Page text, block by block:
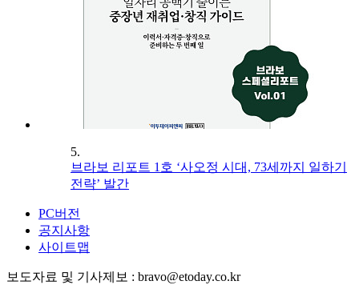
5.
브라보 리포트 1호 ‘사오정 시대, 73세까지 일하기
전략’ 발간
PC버전
공지사항
사이트맵
보도자료 및 기사제보 : bravo@etoday.co.kr